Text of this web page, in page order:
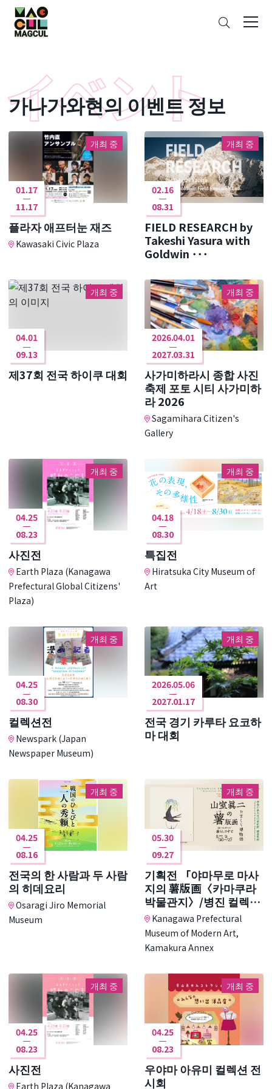
ン
テ
ン
ス
キ
ッ
プ
가나가와현의 이벤트 정보
개최 중
01.17
11.17
플라자 애프터눈 재즈
Kawasaki Civic Plaza
개최 중
02.16
08.31
FIELD RESEARCH by
Takeshi Yasura with
Goldwin ･･･
개최 중
04.01
09.13
제37회 전국 하이쿠 대회
개최 중
2026.04.01
2027.03.31
사가미하라시 종합 사진
축제 포토 시티 사가미하
라 2026
Sagamihara Citizen's
Gallery
개최 중
04.25
08.23
사진전
Earth Plaza (Kanagawa
Prefectural Global Citizens'
Plaza)
개최 중
04.18
08.30
특집전
Hiratsuka City Museum of
Art
개최 중
04.25
08.30
컬렉션전
Newspark (Japan
Newspaper Museum)
개최 중
2026.05.06
2027.01.17
전국 경기 카루타 요코하
마 대회
개최 중
04.25
08.16
전국의 한 사람과 두 사람
의 히데요리
Osaragi Jiro Memorial
Museum
개최 중
05.30
09.27
기획전 「야마무로 마사
지의 薯版画〈카마쿠라
박물관지〉/병진 컬렉션
생활에서」
Kanagawa Prefectural
Museum of Modern Art,
Kamakura Annex
개최 중
04.25
08.23
사진전
Earth Plaza (Kanagawa
개최 중
04.25
08.23
우야마 아유미 컬렉션 전
시회